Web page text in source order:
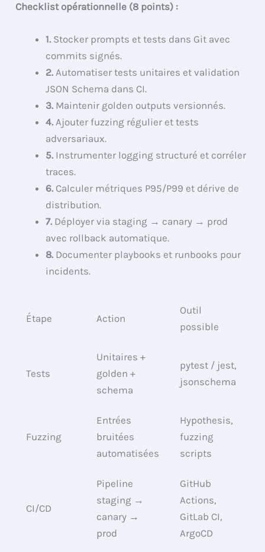
Checklist opérationnelle (8 points) :
1. Stocker prompts et tests dans Git avec
commits signés.
2. Automatiser tests unitaires et validation
JSON Schema dans CI.
3. Maintenir golden outputs versionnés.
4. Ajouter fuzzing régulier et tests
adversariaux.
5. Instrumenter logging structuré et corréler
traces.
6. Calculer métriques P95/P99 et dérive de
distribution.
7. Déployer via staging → canary → prod
avec rollback automatique.
8. Documenter playbooks et runbooks pour
incidents.
Étape Action
Outil
possible
Tests
Unitaires +
golden +
schema
pytest / jest,
jsonschema
Fuzzing
Entrées
bruitées
automatisées
Hypothesis,
fuzzing
scripts
CI/CD
Pipeline
staging →
canary →
prod
GitHub
Actions,
GitLab CI,
ArgoCD